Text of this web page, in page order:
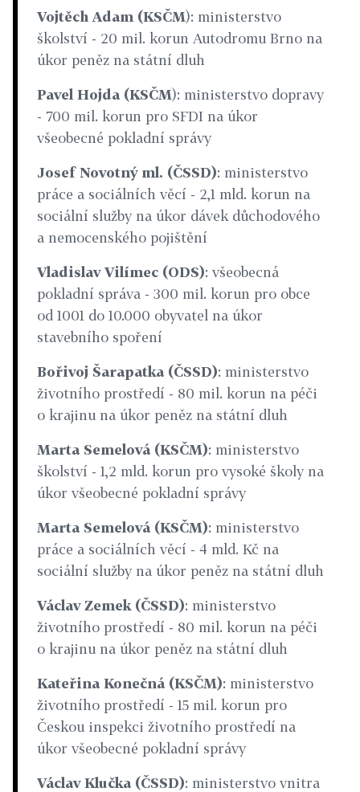
Vojtěch Adam (KSČM): ministerstvo
školství - 20 mil. korun Autodromu Brno na
úkor peněz na státní dluh
Pavel Hojda (KSČM): ministerstvo dopravy
- 700 mil. korun pro SFDI na úkor
všeobecné pokladní správy
Josef Novotný ml. (ČSSD): ministerstvo
práce a sociálních věcí - 2,1 mld. korun na
sociální služby na úkor dávek důchodového
a nemocenského pojištění
Vladislav Vilímec (ODS): všeobecná
pokladní správa - 300 mil. korun pro obce
od 1001 do 10.000 obyvatel na úkor
stavebního spoření
Bořivoj Šarapatka (ČSSD): ministerstvo
životního prostředí - 80 mil. korun na péči
o krajinu na úkor peněz na státní dluh
Marta Semelová (KSČM): ministerstvo
školství - 1,2 mld. korun pro vysoké školy na
úkor všeobecné pokladní správy
Marta Semelová (KSČM): ministerstvo
práce a sociálních věcí - 4 mld. Kč na
sociální služby na úkor peněz na státní dluh
Václav Zemek (ČSSD): ministerstvo
životního prostředí - 80 mil. korun na péči
o krajinu na úkor peněz na státní dluh
Kateřina Konečná (KSČM): ministerstvo
životního prostředí - 15 mil. korun pro
Českou inspekci životního prostředí na
úkor všeobecné pokladní správy
Václav Klučka (ČSSD): ministerstvo vnitra